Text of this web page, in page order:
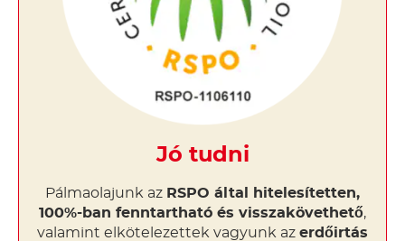
Jó tudni
Pálmaolajunk az RSPO által hitelesítetten,
100%-ban fenntartható és visszakövethető,
valamint elkötelezettek vagyunk az erdőirtás